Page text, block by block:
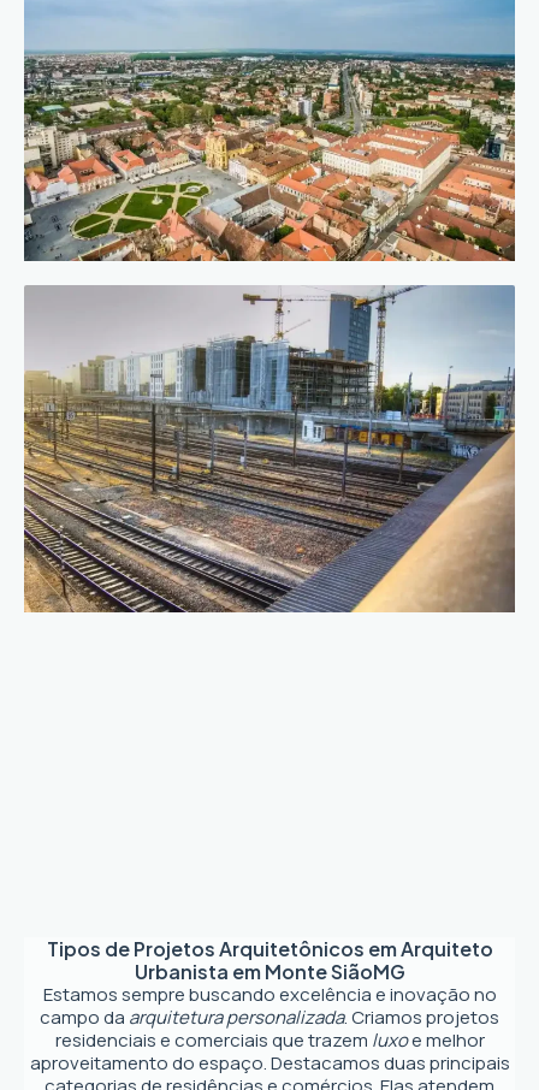
Tipos de Projetos Arquitetônicos emArquiteto
Urbanista em Monte SiãoMG
Estamos sempre buscando excelência e inovação no
campo da arquitetura personalizada. Criamos projetos
residenciais e comerciais que trazem luxoe melhor
aproveitamento do espaço. Destacamos duas principais